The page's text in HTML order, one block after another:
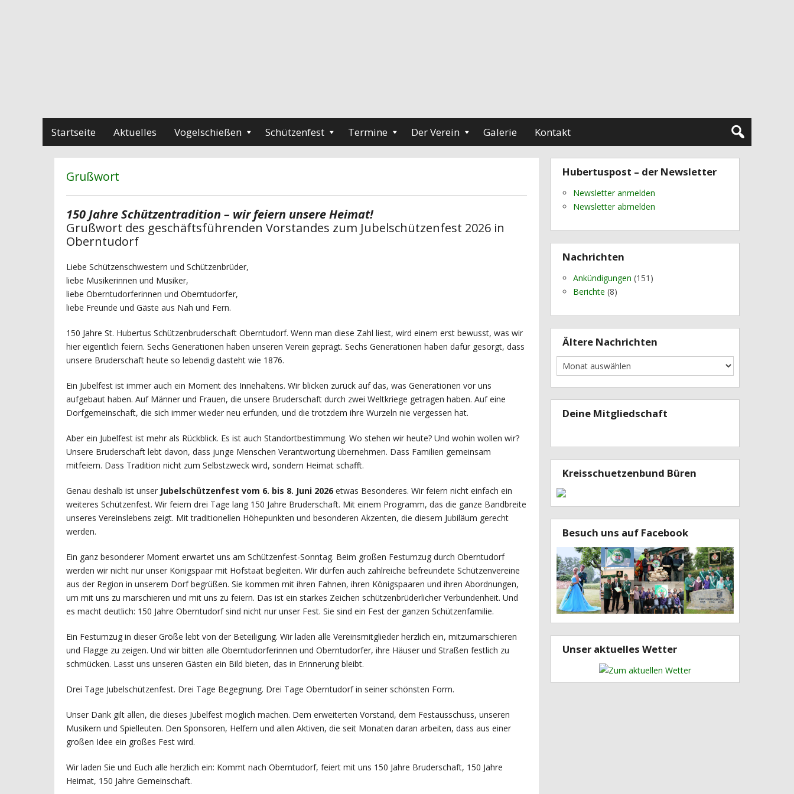
Startseite Aktuelles Vogelschießen Schützenfest Termine Der Verein Galerie Kontakt
Grußwort
150 Jahre Schützentradition – wir feiern unsere Heimat!
Grußwort des geschäftsführenden Vorstandes zum Jubelschützenfest 2026 in
Oberntudorf
Liebe Schützenschwestern und Schützenbrüder,
liebe Musikerinnen und Musiker,
liebe Oberntudorferinnen und Oberntudorfer,
liebe Freunde und Gäste aus Nah und Fern.
150 Jahre St. Hubertus Schützenbruderschaft Oberntudorf. Wenn man diese Zahl liest, wird einem erst bewusst, was wir
hier eigentlich feiern. Sechs Generationen haben unseren Verein geprägt. Sechs Generationen haben dafür gesorgt, dass
unsere Bruderschaft heute so lebendig dasteht wie 1876.
Ein Jubelfest ist immer auch ein Moment des Innehaltens. Wir blicken zurück auf das, was Generationen vor uns
aufgebaut haben. Auf Männer und Frauen, die unsere Bruderschaft durch zwei Weltkriege getragen haben. Auf eine
Dorfgemeinschaft, die sich immer wieder neu erfunden, und die trotzdem ihre Wurzeln nie vergessen hat.
Aber ein Jubelfest ist mehr als Rückblick. Es ist auch Standortbestimmung. Wo stehen wir heute? Und wohin wollen wir?
Unsere Bruderschaft lebt davon, dass junge Menschen Verantwortung übernehmen. Dass Familien gemeinsam
mitfeiern. Dass Tradition nicht zum Selbstzweck wird, sondern Heimat schafft.
Genau deshalb ist unser Jubelschützenfest vom 6. bis 8. Juni 2026 etwas Besonderes. Wir feiern nicht einfach ein
weiteres Schützenfest. Wir feiern drei Tage lang 150 Jahre Bruderschaft. Mit einem Programm, das die ganze Bandbreite
unseres Vereinslebens zeigt. Mit traditionellen Höhepunkten und besonderen Akzenten, die diesem Jubiläum gerecht
werden.
Ein ganz besonderer Moment erwartet uns am Schützenfest-Sonntag. Beim großen Festumzug durch Oberntudorf
werden wir nicht nur unser Königspaar mit Hofstaat begleiten. Wir dürfen auch zahlreiche befreundete Schützenvereine
aus der Region in unserem Dorf begrüßen. Sie kommen mit ihren Fahnen, ihren Königspaaren und ihren Abordnungen,
um mit uns zu marschieren und mit uns zu feiern. Das ist ein starkes Zeichen schützenbrüderlicher Verbundenheit. Und
es macht deutlich: 150 Jahre Oberntudorf sind nicht nur unser Fest. Sie sind ein Fest der ganzen Schützenfamilie.
Ein Festumzug in dieser Größe lebt von der Beteiligung. Wir laden alle Vereinsmitglieder herzlich ein, mitzumarschieren
und Flagge zu zeigen. Und wir bitten alle Oberntudorferinnen und Oberntudorfer, ihre Häuser und Straßen festlich zu
schmücken. Lasst uns unseren Gästen ein Bild bieten, das in Erinnerung bleibt.
Drei Tage Jubelschützenfest. Drei Tage Begegnung. Drei Tage Oberntudorf in seiner schönsten Form.
Unser Dank gilt allen, die dieses Jubelfest möglich machen. Dem erweiterten Vorstand, dem Festausschuss, unseren
Musikern und Spielleuten. Den Sponsoren, Helfern und allen Aktiven, die seit Monaten daran arbeiten, dass aus einer
großen Idee ein großes Fest wird.
Wir laden Sie und Euch alle herzlich ein: Kommt nach Oberntudorf, feiert mit uns 150 Jahre Bruderschaft, 150 Jahre
Heimat, 150 Jahre Gemeinschaft.
Hubertuspost – der Newsletter
Newsletter anmelden
Newsletter abmelden
Nachrichten
Ankündigungen (151)
Berichte (8)
Ältere Nachrichten
Deine Mitgliedschaft
Kreisschuetzenbund Büren
Besuch uns auf Facebook
Unser aktuelles Wetter